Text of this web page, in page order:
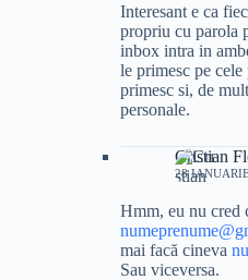
Interesant e ca
propriu cu parola
inbox intra in
le primesc pe cele
primesc si, de
personale.
Cristian
28
Hmm, eu nu cred
mai facă cineva
Sau viceversa.